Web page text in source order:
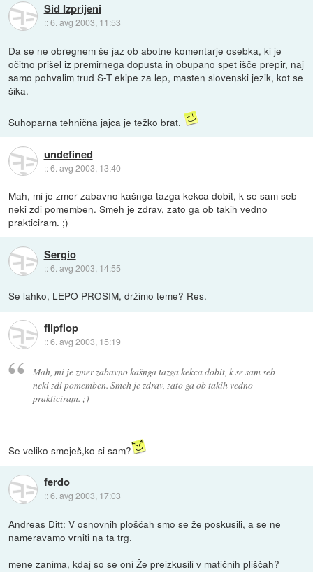
Sid Izprijeni
::6. avg 2003, 11:53
Da se ne obregnem še jaz ob abotne komentarje osebka, ki je
očitno prišel iz premirnega dopusta in obupano spet išče prepir, naj
samo pohvalim trud S-T ekipe za lep, masten slovenski jezik, kot se
šika.
Suhoparna tehnična jajca je težko brat.
undefined
::6. avg 2003, 13:40
Mah, mi je zmer zabavno kašnga tazga kekca dobit, k se sam seb
neki zdi pomemben. Smeh je zdrav, zato ga ob takih vedno
prakticiram. ;)
Sergio
::6. avg 2003, 14:55
Se lahko, LEPO PROSIM, držimo teme? Res.
flipflop
::6. avg 2003, 15:19
Mah, mi je zmer zabavno kašnga tazga kekca dobit, k se sam seb
neki zdi pomemben. Smeh je zdrav, zato ga ob takih vedno
prakticiram. ;)
Se veliko smeješ,ko si sam?
ferdo
::6. avg 2003, 17:03
Andreas Ditt: V osnovnih ploščah smo se že poskusili, a se ne
nameravamo vrniti na ta trg.
mene zanima, kdaj so se oni Že preizkusili v matičnih pliščah?